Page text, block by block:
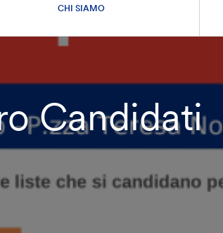
CHI SIAMO
Candidati